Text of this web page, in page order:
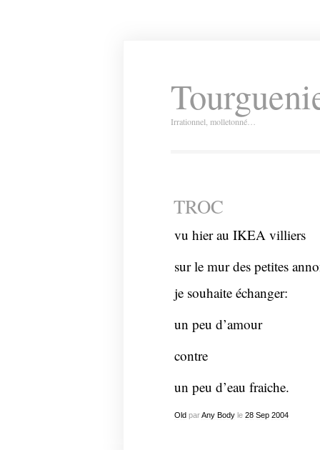
Irrationnel, molletonné…
TROC
vu hier au IKEA villiers
sur le mur des petites
je souhaite échanger:
un peu d’amour
contre
un peu d’eau fraiche.
Old parAny Bodyle 28 Sep 2004